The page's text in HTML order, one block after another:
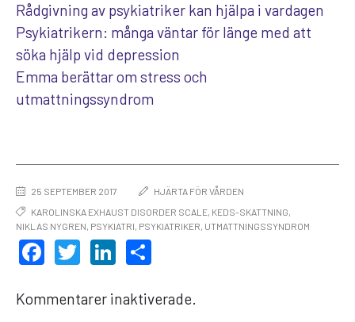
Rådgivning av psykiatriker kan hjälpa i vardagen
Psykiatrikern: många väntar för länge med att
söka hjälp vid depression
Emma berättar om stress och
utmattningssyndrom
25 SEPTEMBER 2017
HJÄRTA FÖR VÅRDEN
KAROLINSKA EXHAUST DISORDER SCALE, KEDS-SKATTNING,
NIKLAS NYGREN, PSYKIATRI, PSYKIATRIKER, UTMATTNINGSSYNDROM
FACEBOOK
TWITTERLINKEDIN
Kommentarer inaktiverade.